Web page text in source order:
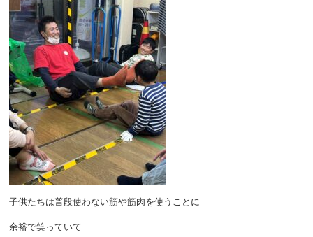
子供たちは普段使わない筋や筋肉を使うことに
余裕で笑っていて